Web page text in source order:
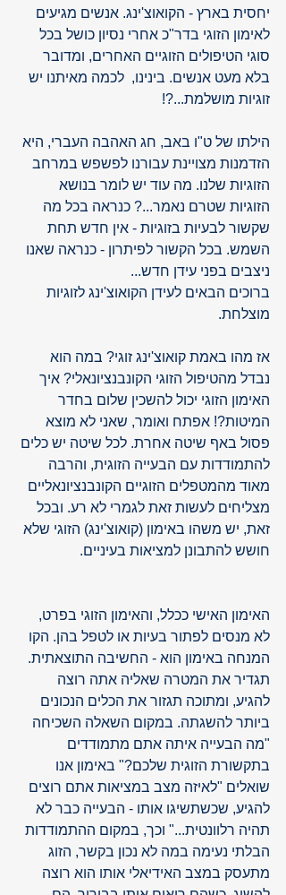
יחסית בארץ - הקואוצ'ינג. אנשים מגיעים
לאימון הזוגי בדר"כ אחרי נסיון כושל בכל
סוגי הטיפולים הזוגיים האחרים, ומדובר
בלא מעט אנשים. בינינו,  לכמה מאיתנו יש
זוגיות מושלמת...?!
הילתו של ט"ו באב, חג האהבה העברי, היא
הזדמנות מצויינת עבורנו לפשפש במרחב
הזוגיות שלנו. מה עוד יש לומר בנושא
הזוגיות שטרם נאמר...? כנראה בכל מה
שקשור לבעיות בזוגיות - אין חדש תחת
השמש. בכל הקשור לפיתרון - כנראה שאנו
ניצבים בפני עידן חדש...
ברוכים הבאים לעידן הקואוצ'ינג לזוגיות
מוצלחת.
אז מהו באמת קואוצ'ינג זוגי? במה הוא
נבדל מהטיפול הזוגי הקונבנציונאלי? איך
האימון הזוגי יכול להשכין שלום בחדר
המיטות?! אפתח ואומר, שאני לא מוצא
פסול באף שיטה אחרת. לכל שיטה יש כלים
להתמודדות עם הבעייה הזוגית, והרבה
מאוד מהמטפלים הזוגיים הקונבנציונאליים
מצליחים לעשות זאת לגמרי לא רע. ובכל
זאת, יש משהו באימון (קואוצ'ינג) הזוגי שלא
חושש להתבונן למציאות בעיניים.
האימון האישי ככלל, והאימון הזוגי בפרט,
לא מנסים לפתור בעיות או לטפל בהן. הקו
המנחה באימון הוא - החשיבה התוצאתית.
תגדיר את המטרה שאליה אתה רוצה
להגיע, ומתוכה תגזור את הכלים הנכונים
ביותר להשגתה. במקום השאלה השכיחה
"מה הבעייה איתה אתם מתמודדים
בתקשורת הזוגית שלכם?" באימון אנו
שואלים "לאיזה מצב במציאות אתם רוצים
להגיע, שכשתשיגו אותו - הבעייה כבר לא
תהיה רלוונטית..." וכך, במקום ההתמודדות
הבלתי נעימה במה לא נכון בקשר, הזוג
מתעסק במצב האידיאלי אותו הוא רוצה